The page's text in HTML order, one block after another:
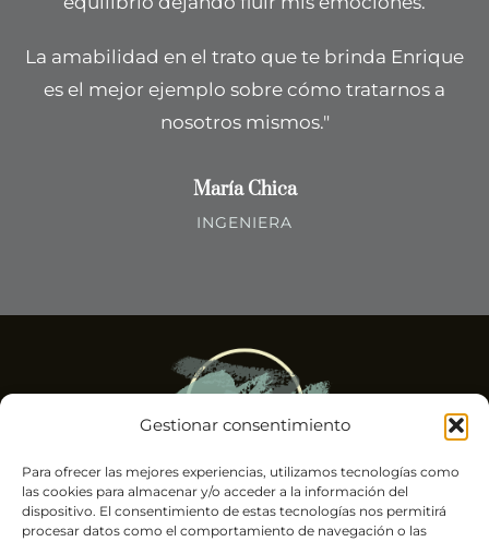
Gestionar consentimiento
Para ofrecer las mejores experiencias, utilizamos tecnologías como
las cookies para almacenar y/o acceder a la información del
dispositivo. El consentimiento de estas tecnologías nos permitirá
procesar datos como el comportamiento de navegación o las
La amabilidad en el trato que te brinda Enrique
es el mejor ejemplo sobre cómo tratarnos a
nosotros mismos."
María Chica
INGENIERA
Psicólogo experto en trauma y alto rendimiento